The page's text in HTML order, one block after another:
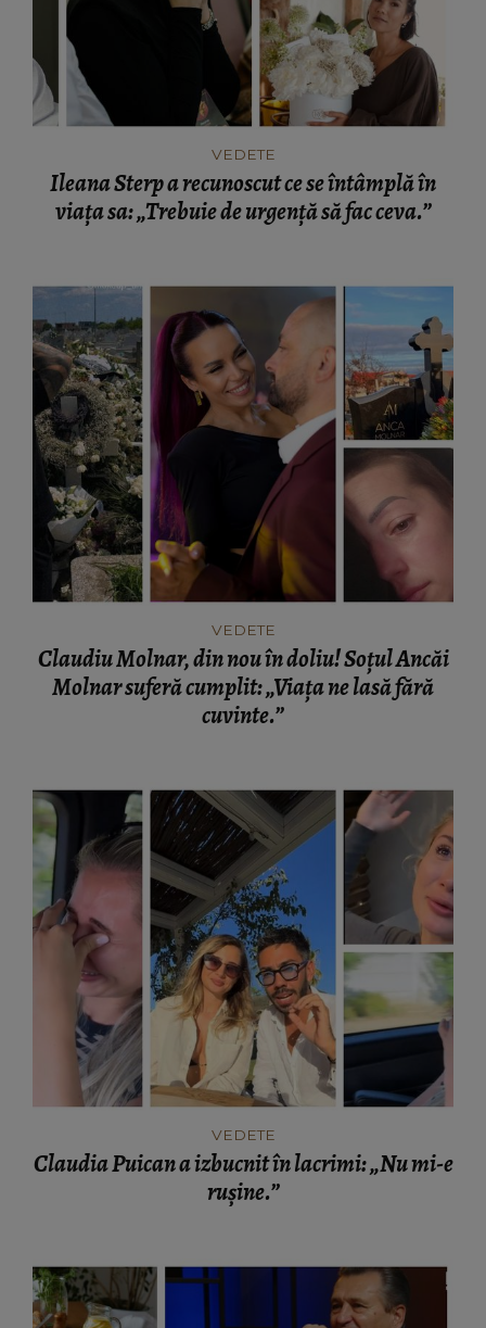
VEDETE
Ileana Sterp a recunoscut ce se întâmplă în
viața sa: „Trebuie de urgență să fac ceva.”
VEDETE
Claudiu Molnar, din nou în doliu! Soțul Ancăi
Molnar suferă cumplit: „Viața ne lasă fără
cuvinte.”
VEDETE
Claudia Puican a izbucnit în lacrimi: „Nu mi-e
rușine.”